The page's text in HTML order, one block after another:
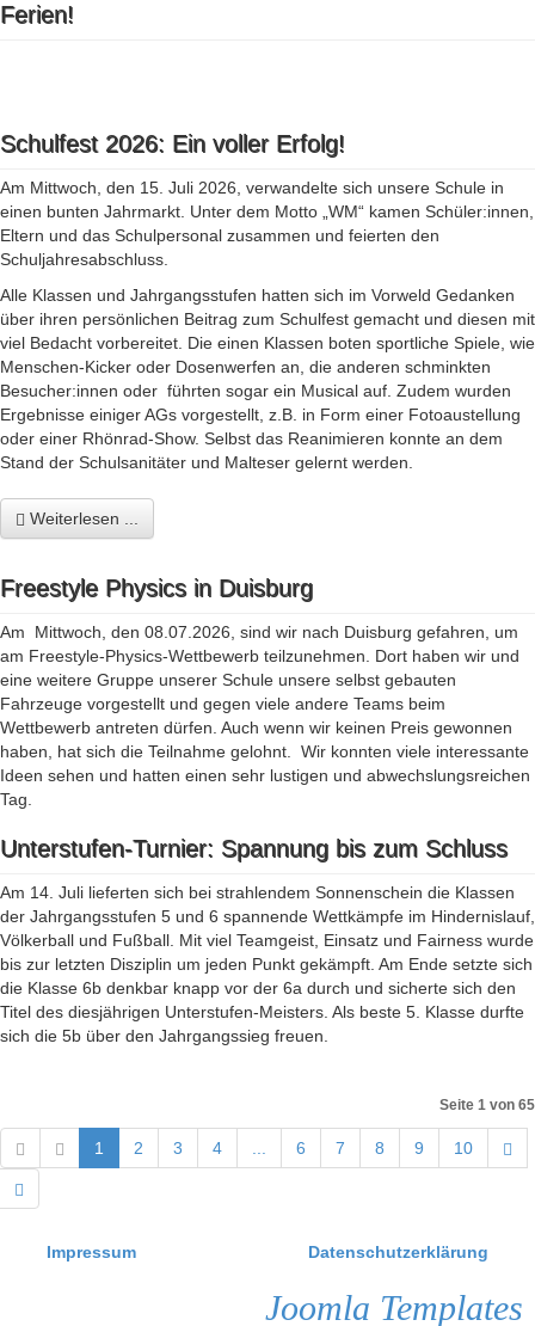
Ferien!
Schulfest 2026: Ein voller Erfolg!
Am Mittwoch, den 15. Juli 2026, verwandelte sich unsere Schule in
einen bunten Jahrmarkt. Unter dem Motto „WM“ kamen Schüler:innen,
Eltern und das Schulpersonal zusammen und feierten den
Schuljahresabschluss.
Alle Klassen und Jahrgangsstufen hatten sich im Vorweld Gedanken
über ihren persönlichen Beitrag zum Schulfest gemacht und diesen mit
viel Bedacht vorbereitet. Die einen Klassen boten sportliche Spiele, wie
Menschen-Kicker oder Dosenwerfen an, die anderen schminkten
Besucher:innen oder führten sogar ein Musical auf. Zudem wurden
Ergebnisse einiger AGs vorgestellt, z.B. in Form einer Fotoaustellung
oder einer Rhönrad-Show. Selbst das Reanimieren konnte an dem
Stand der Schulsanitäter und Malteser gelernt werden.
Weiterlesen ...
Freestyle Physics in Duisburg
Am Mittwoch, den 08.07.2026, sind wir nach Duisburg gefahren, um
am Freestyle-Physics-Wettbewerb teilzunehmen. Dort haben wir und
eine weitere Gruppe unserer Schule unsere selbst gebauten
Fahrzeuge vorgestellt und gegen viele andere Teams beim
Wettbewerb antreten dürfen. Auch wenn wir keinen Preis gewonnen
haben, hat sich die Teilnahme gelohnt. Wir konnten viele interessante
Ideen sehen und hatten einen sehr lustigen und abwechslungsreichen
Tag.
Unterstufen-Turnier: Spannung bis zum Schluss
Am 14. Juli lieferten sich bei strahlendem Sonnenschein die Klassen
der Jahrgangsstufen 5 und 6 spannende Wettkämpfe im Hindernislauf,
Völkerball und Fußball. Mit viel Teamgeist, Einsatz und Fairness wurde
bis zur letzten Disziplin um jeden Punkt gekämpft. Am Ende setzte sich
die Klasse 6b denkbar knapp vor der 6a durch und sicherte sich den
Titel des diesjährigen Unterstufen-Meisters. Als beste 5. Klasse durfte
sich die 5b über den Jahrgangssieg freuen.
Seite 1 von 65
1 2 3 4 6 7 8 9 10
Impressum Datenschutzerklärung
Joomla Templates